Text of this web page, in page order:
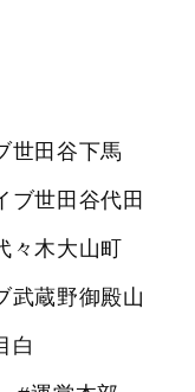
世田谷下馬
ブ世田谷代田
木大山町
武蔵野御殿山
白